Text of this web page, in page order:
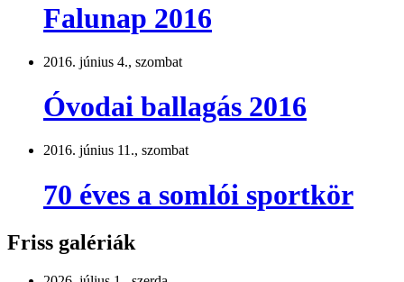
Falunap 2016
2016. június 4., szombat
Óvodai ballagás 2016
2016. június 11., szombat
70 éves a somlói sportkör
Friss galériák